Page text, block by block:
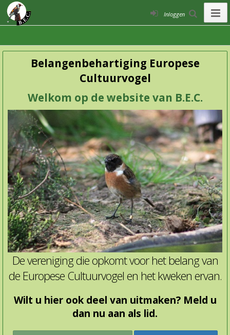
Inloggen
Belangenbehartiging Europese
Cultuurvogel
Welkom op de website van B.E.C.
De vereniging die opkomt voor het belang van
de Europese Cultuurvogel en het kweken ervan.
Wilt u hier ook deel van uitmaken? Meld u
dan nu aan als lid.